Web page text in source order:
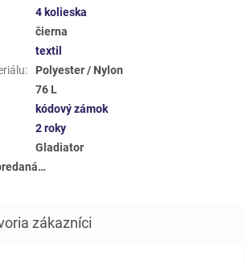
4 kolieska
čierna
textil
:
Polyester / Nylon
76 L
kódový zámok
2 roky
Gladiator